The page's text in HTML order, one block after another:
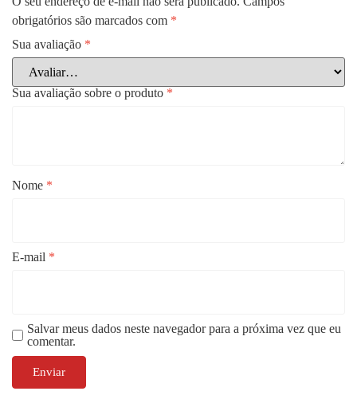
obrigatórios são marcados com *
Sua avaliação *
Sua avaliação sobre o produto *
Nome *
E-mail *
Salvar meus dados neste navegador para a próxima vez que eu
comentar.